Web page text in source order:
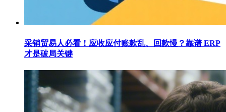
采销贸易人必看！应收应付账款乱、回款慢？靠谱 ERP
才是破局关键